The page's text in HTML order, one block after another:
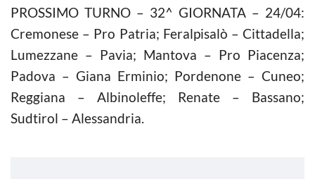
PROSSIMO TURNO – 32^ GIORNATA – 24/04:
Cremonese – Pro Patria; Feralpisalò – Cittadella;
Lumezzane – Pavia; Mantova – Pro Piacenza;
Padova – Giana Erminio; Pordenone – Cuneo;
Reggiana – Albinoleffe; Renate – Bassano;
Sudtirol – Alessandria.